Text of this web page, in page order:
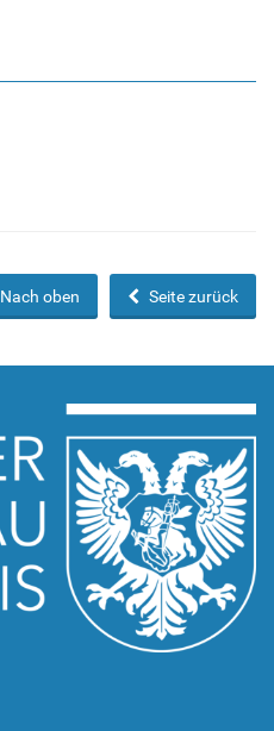
Seite zurück
Nach oben